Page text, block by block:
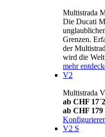
Multistrada
Die Ducati
Grenzen.
der
wird die
mehr
V2
Multistrada
ab CHF
ab CHF
V2 S